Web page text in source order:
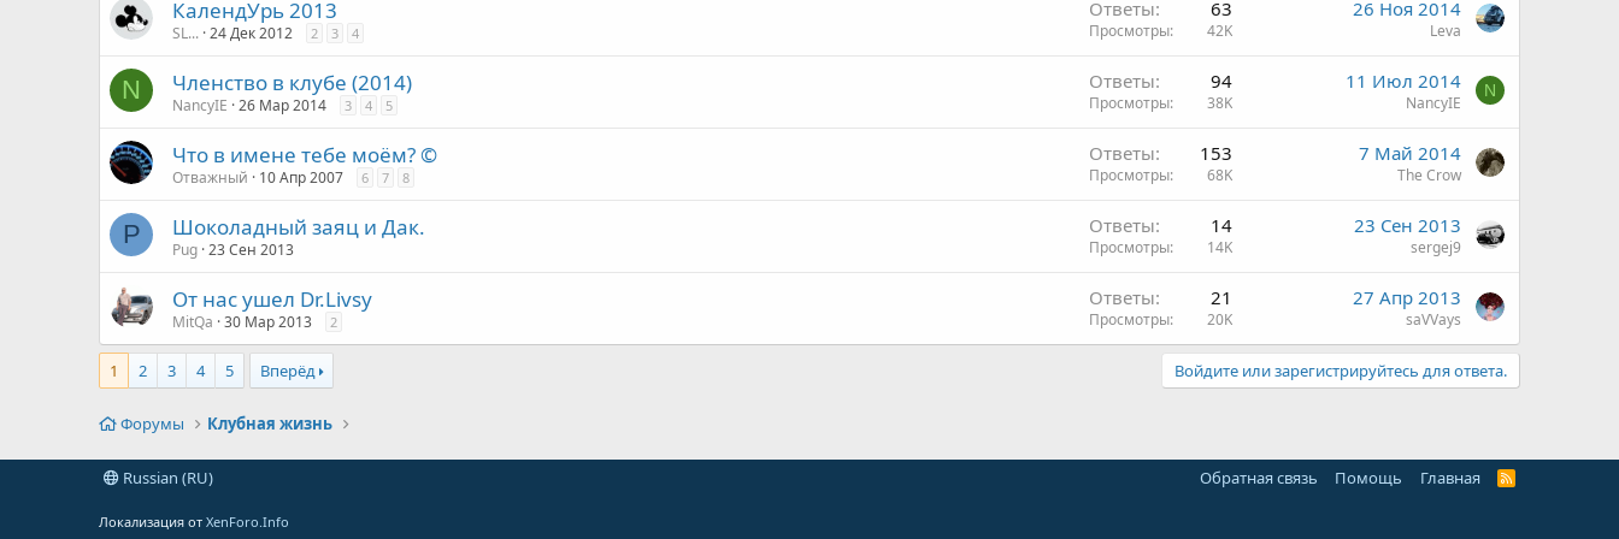
КалендУрь 2013
SL... 24 Дек 2012 2 3 4
Ответы 63
Просмотры 42K
26 Ноя 2014
Leva
N Членство в клубе (2014)
NancyIE 26 Мар 2014 3 4 5
Ответы 94
Просмотры 38K
11 Июл 2014
NancyIE
N
Что в имене тебе моём? ©
Отважный 10 Апр 2007 6 7 8
Ответы 153
Просмотры 68K
7 Май 2014
The Crow
P Шоколадный заяц и Дак.
Pug 23 Сен 2013
Ответы 14
Просмотры 14K
23 Сен 2013
sergej9
От нас ушел Dr.Livsy
MitQa 30 Мар 2013 2
Ответы 21
Просмотры 20K
27 Апр 2013
saVVays
1 2 3 4 5 Вперёд Войдите или зарегистрируйтесь для ответа.
Форумы Клубная жизнь
Russian (RU) Обратная связь Помощь Главная
R
Локализация от XenForo.Info